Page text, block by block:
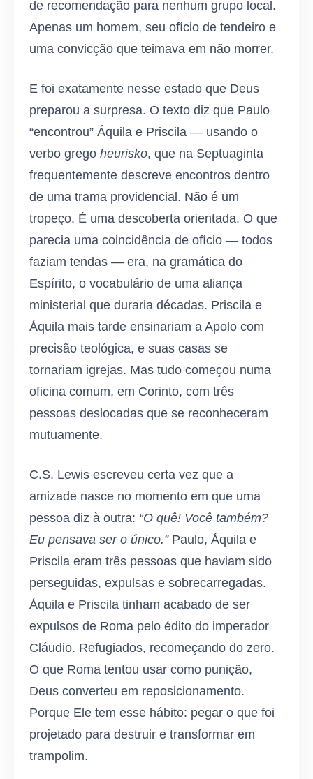
de recomendação para nenhum grupo local.
Apenas um homem, seu ofício de tendeiro e
uma convicção que teimava em não morrer.
E foi exatamente nesse estado que Deus
preparou a surpresa. O texto diz que Paulo
“encontrou” Áquila e Priscila — usando o
verbo grego heurisko, que na Septuaginta
frequentemente descreve encontros dentro
de uma trama providencial. Não é um
tropeço. É uma descoberta orientada. O que
parecia uma coincidência de ofício — todos
faziam tendas — era, na gramática do
Espírito, o vocabulário de uma aliança
ministerial que duraria décadas. Priscila e
Áquila mais tarde ensinariam a Apolo com
precisão teológica, e suas casas se
tornariam igrejas. Mas tudo começou numa
oficina comum, em Corinto, com três
pessoas deslocadas que se reconheceram
mutuamente.
C.S. Lewis escreveu certa vez que a
amizade nasce no momento em que uma
pessoa diz à outra: “O quê! Você também?
Eu pensava ser o único.”Paulo, Áquila e
Priscila eram três pessoas que haviam sido
perseguidas, expulsas e sobrecarregadas.
Áquila e Priscila tinham acabado de ser
expulsos de Roma pelo édito do imperador
Cláudio. Refugiados, recomeçando do zero.
O que Roma tentou usar como punição,
Deus converteu em reposicionamento.
Porque Ele tem esse hábito: pegar o que foi
projetado para destruir e transformar em
trampolim.